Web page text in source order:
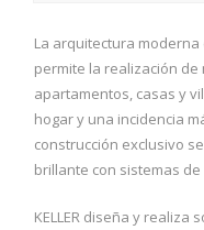
La arquitectura
permite la realización
apartamentos, casas y
hogar y una incidencia
construcción exclusivo
brillante con sistemas
KELLER diseña y realiza